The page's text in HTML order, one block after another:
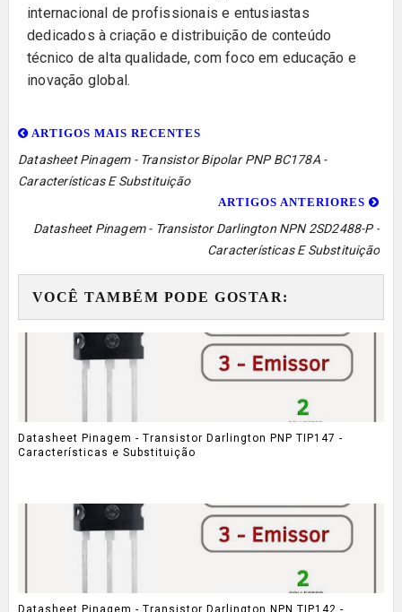
internacional de profissionais e entusiastas
dedicados à criação e distribuição de conteúdo
técnico de alta qualidade, com foco em educação e
inovação global.
ARTIGOS MAIS RECENTES
Datasheet Pinagem - Transistor Bipolar PNP BC178A -
Características E Substituição
ARTIGOS ANTERIORES
Datasheet Pinagem - Transistor Darlington NPN 2SD2488-P -
Características E Substituição
VOCÊ TAMBÉM PODE GOSTAR:
Datasheet Pinagem - Transistor Darlington PNP TIP147 -
Características e Substituição
Datasheet Pinagem - Transistor Darlington NPN TIP142 -